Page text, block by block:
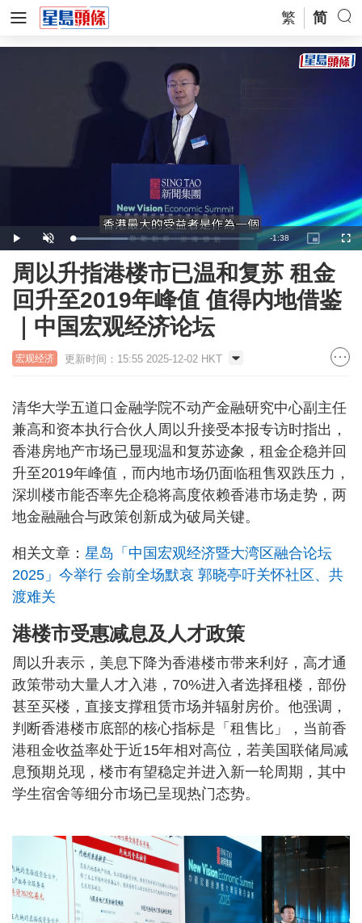
繁 简
Play Unmute Loaded:
30.52%
Remaining
Time
-1:38
Picture-
in-
周以升指港楼市已温和复苏 租金
回升至2019年峰值 值得内地借鉴
｜中国宏观经济论坛
宏观经济 更新时间：15:55 2025-12-02 HKT
清华大学五道口金融学院不动产金融研究中心副主任
兼高和资本执行合伙人周以升接受本报专访时指出，
香港房地产市场已显现温和复苏迹象，租金企稳并回
升至2019年峰值，而内地市场仍面临租售双跌压力，
深圳楼市能否率先企稳将高度依赖香港市场走势，两
地金融融合与政策创新成为破局关键。
相关文章： 星岛「中国宏观经济暨大湾区融合论坛
2025」今举行 会前全场默哀 郭晓亭吁关怀社区、共
渡难关
港楼市受惠减息及人才政策
周以升表示，美息下降为香港楼市带来利好，高才通
政策带动大量人才入港，70%进入者选择租楼，部份
甚至买楼，直接支撑租赁市场并辐射房价。他强调，
判断香港楼市底部的核心指标是「租售比」，当前香
港租金收益率处于近15年相对高位，若美国联储局减
息预期兑现，楼市有望稳定并进入新一轮周期，其中
学生宿舍等细分市场已呈现热门态势。